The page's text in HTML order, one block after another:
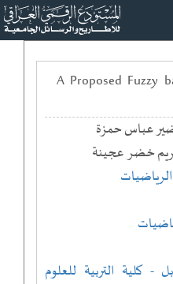
A Proposed Fuzzy
عباس حمزة
خضر عجينة
- كلية التربية للعلوم